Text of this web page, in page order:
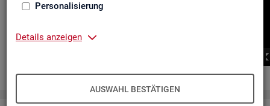
Personalisierung
Details anzeigen
AUSWAHL BESTÄTIGEN